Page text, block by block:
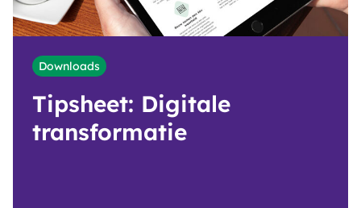
Downloads
Tipsheet: Digitale
transformatie